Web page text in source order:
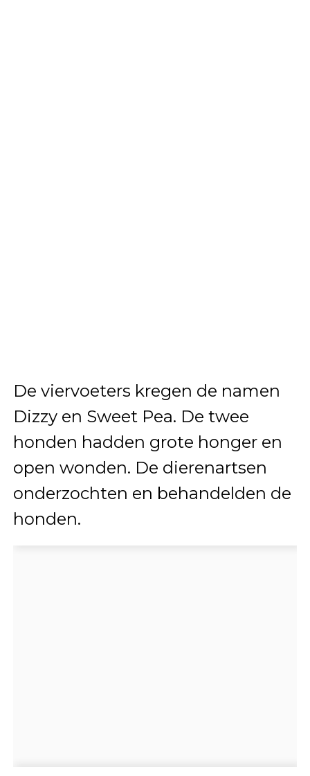
De viervoeters kregen de namen
Dizzy en Sweet Pea. De twee
honden hadden grote honger en
open wonden. De dierenartsen
onderzochten en behandelden de
honden.